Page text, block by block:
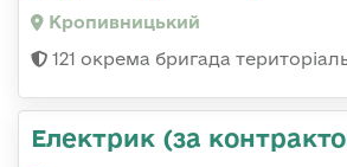
Кропивницький
121 окрема бригада
Електрик (за